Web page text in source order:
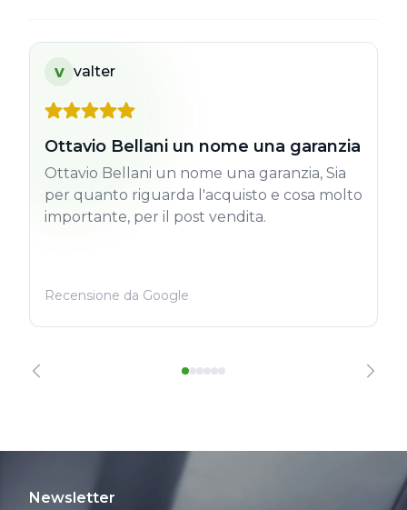
v valter
Ottavio Bellani un nome una garanzia
Ottavio Bellani un nome una garanzia, Sia
per quanto riguarda l'acquisto e cosa molto
importante, per il post vendita.
Recensione da Google
Newsletter